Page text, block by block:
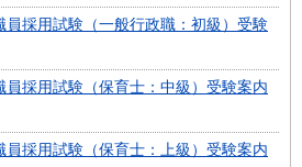
採用試験（一般行政職：初級）受験
採用試験（保育士：中級）受験案内
採用試験（保育士：上級）受験案内